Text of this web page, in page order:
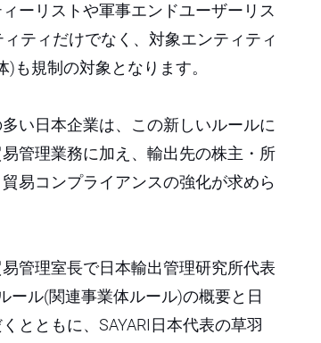
ーリストや軍事エンドユーザーリス
ティだけでなく、対象エンティティ
も規制の対象となります。
い日本企業は、この新しいルールに
管理業務に加え、輸出先の株主・所
易コンプライアンスの強化が求めら
管理室長で日本輸出管理研究所代表
ール(関連事業体ルール)の概要と日
とともに、SAYARI日本代表の草羽